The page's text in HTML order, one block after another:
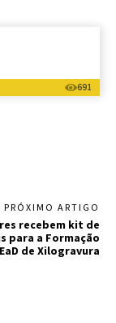
691
PRÓXIMO ARTIGO
recebem kit de
para a Formação
EaD de Xilogravura